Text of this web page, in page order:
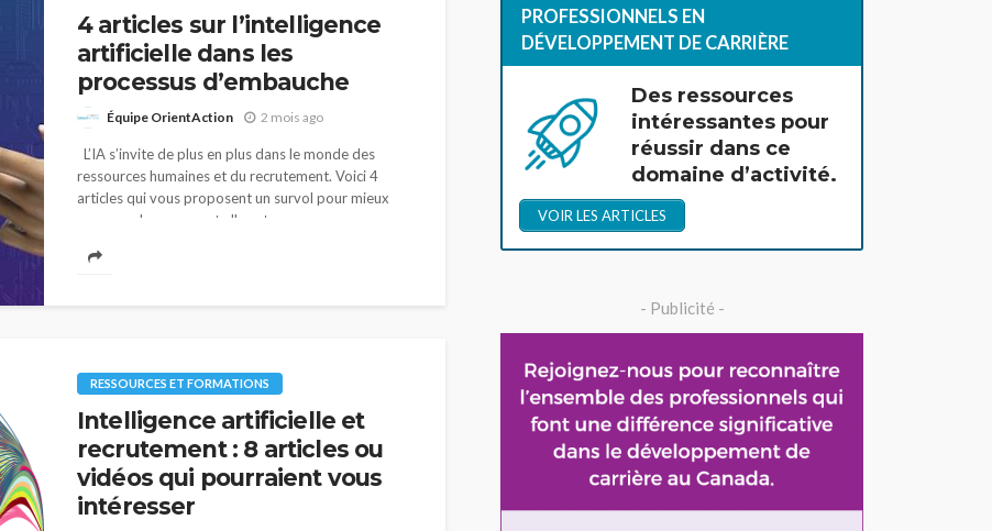
4 articles sur l’intelligence
artificielle dans les
processus d’embauche
Équipe OrientAction 2 mois ago
L’IA s’invite de plus en plus dans le monde des
ressources humaines et du recrutement. Voici 4
articles qui vous proposent un survol pour mieux
comprendre comment elle est...
RESSOURCES ET FORMATIONS
Intelligence artificielle et
recrutement : 8 articles ou
vidéos qui pourraient vous
intéresser
PROFESSIONNELS EN
DÉVELOPPEMENT DE CARRIÈRE
Des ressources
intéressantes pour
réussir dans ce
domaine d’activité.
VOIR LES ARTICLES
- Publicité -